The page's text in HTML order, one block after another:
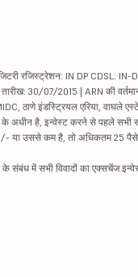
रजिस्ट्रेशन: IN DP CDSL: IN-
30/07/2015 | ARN की
ठाणे इंडस्ट्रियल एरिया, वाघले
के अधीन है, इन्वेस्ट करने से पहले
या उससे कम है, तो अधिकतम 25
में सभी विवादों का एक्सचेंज